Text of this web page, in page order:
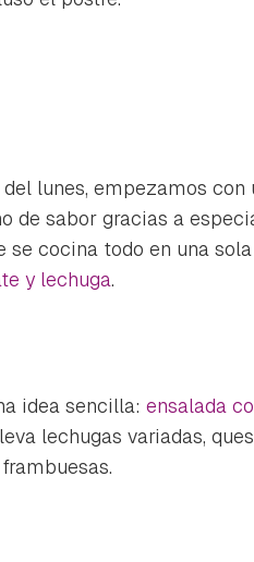
lunes, empezamos con
de sabor gracias a
se cocina todo en una
y lechuga.
idea sencilla: ensalada
lechugas variadas,